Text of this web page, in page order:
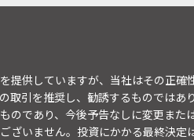
供していますが、当社はその正
引を推奨し、勧誘するものではあ
であり、今後予告なしに変更また
いません。投資にかかる最終決